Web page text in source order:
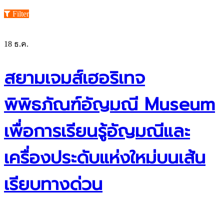
Filter
18 ธ.ค.
สยามเจมส์เฮอริเทจ
พิพิธภัณฑ์อัญมณี Museum
เพื่อการเรียนรู้อัญมณีและ
เครื่องประดับแห่งใหม่บนเส้น
เรียบทางด่วน